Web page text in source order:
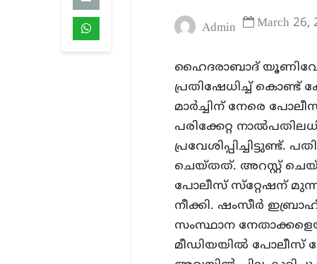
Admin March 26,
ഹൈദരാബാദ്
പ്രതിഷേധിച്ച്
മാര്‍ച്ചിന് നേരെ
പരിക്കേറ്റ
ചെയ്തത്. അറസ്റ്റ്
പോലീസ് സ്‌റ്റേഷന്
നീക്കി. ഷംസീര്‍
സംസ്ഥാന
മീഡിയയില്‍ പോലീസ്